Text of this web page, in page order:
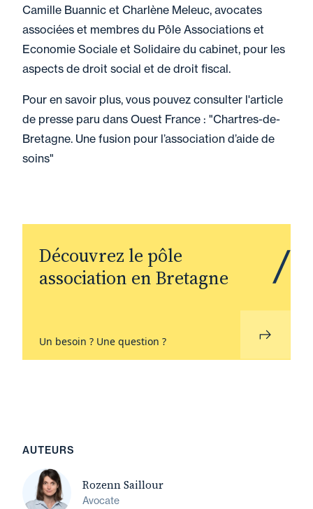
Camille Buannic et Charlène Meleuc, avocates
associées et membres du Pôle Associations et
Economie Sociale et Solidaire du cabinet, pour les
aspects de droit social et de droit fiscal.
Pour en savoir plus, vous pouvez consulter l'article
de presse paru dans Ouest France : "Chartres-de-
Bretagne. Une fusion pour l’association d’aide de
soins"
Découvrez le pôle
association en Bretagne
Un besoin ? Une question ?
AUTEURS
Rozenn Saillour
Avocate